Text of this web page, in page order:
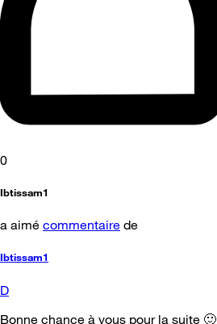
0
Ibtissam1
a aimé commentaire de
Ibtissam1
D
Bonne chance à vous pour la suite 🙂